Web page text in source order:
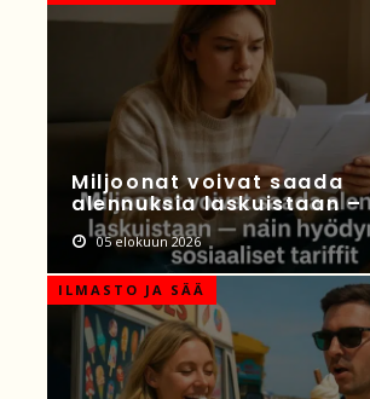
Miljoonat voivat saada
alennuksia laskuistaan –
05 elokuun 2026
ILMASTO JA SÄÄ